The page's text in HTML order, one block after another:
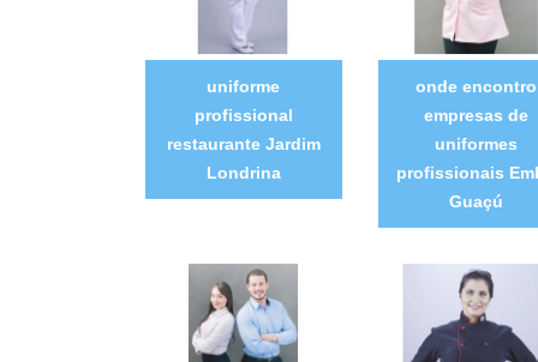
uniforme
profissional
restaurante Jardim
Londrina
onde encontro
empresas de
uniformes
profissionais
Guaçú